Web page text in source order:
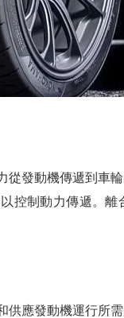
發動機傳遞到車
控制動力傳遞。
供應發動機運行所